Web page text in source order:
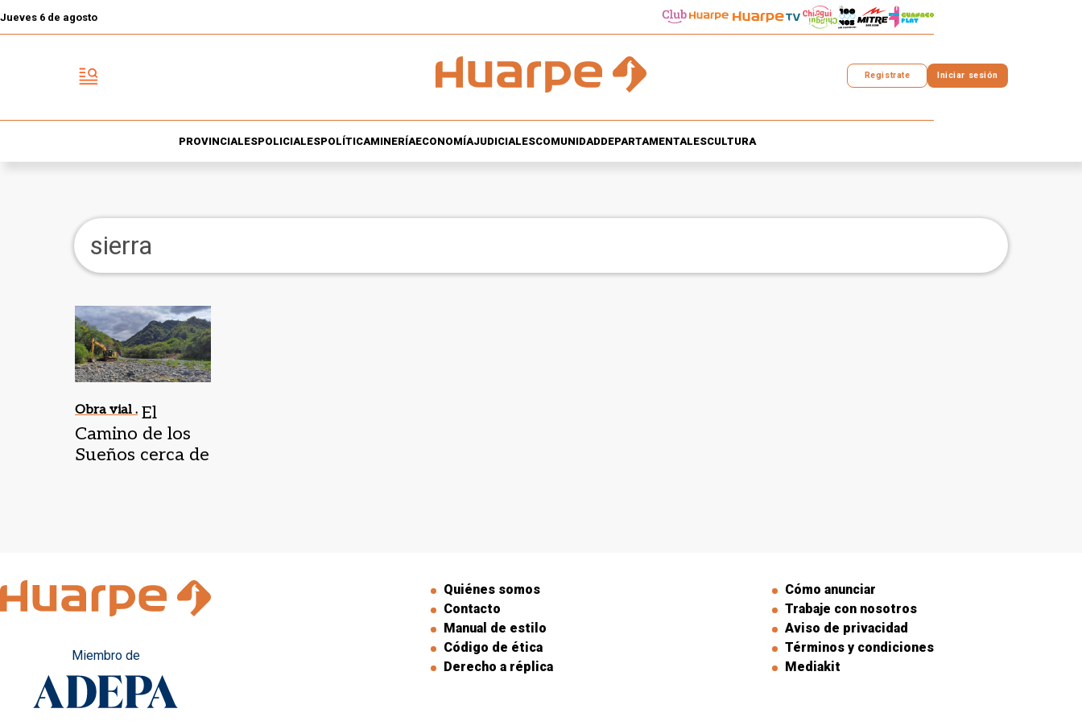
Jueves 6 de agosto
Registrate Iniciar sesión
PROVINCIALESPOLICIALESPOLÍTICAMINERÍAECONOMÍAJUDICIALESCOMUNIDADDEPARTAMENTALESCULTURA
sierra
Obra vial . El
Camino de los
Sueños cerca de
Miembro de
Quiénes somos
Contacto
Manual de estilo
Código de ética
Derecho a réplica
Cómo anunciar
Trabaje con nosotros
Aviso de privacidad
Términos y condiciones
Mediakit